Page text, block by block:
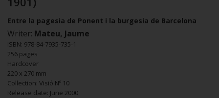
Entre la pagesia de Ponent i la burgesia de Barcelona
Writer: Mateu, Jaume
ISBN: 978-84-7935-735-1
256 pages
Hardcover
220 x 270 mm
Collection: Visió Nº 10
Release date: June 2000